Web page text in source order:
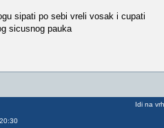
sipati po sebi vreli vosak i cupati
sicusnog pauka
Idi na vrh